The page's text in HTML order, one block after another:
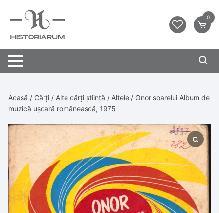
0
Acasă / Cărți / Alte cărți știință / Altele / Onor soarelui Album de
muzică ușoară românească, 1975